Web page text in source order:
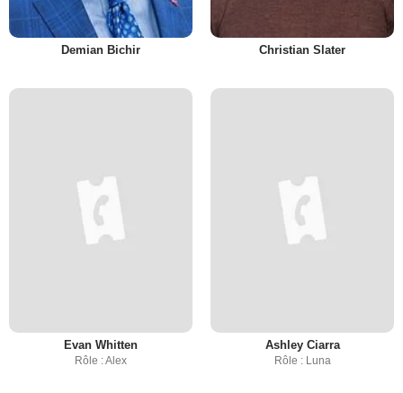
Demian Bichir Christian Slater
Evan Whitten
Rôle : Alex
Ashley Ciarra
Rôle : Luna